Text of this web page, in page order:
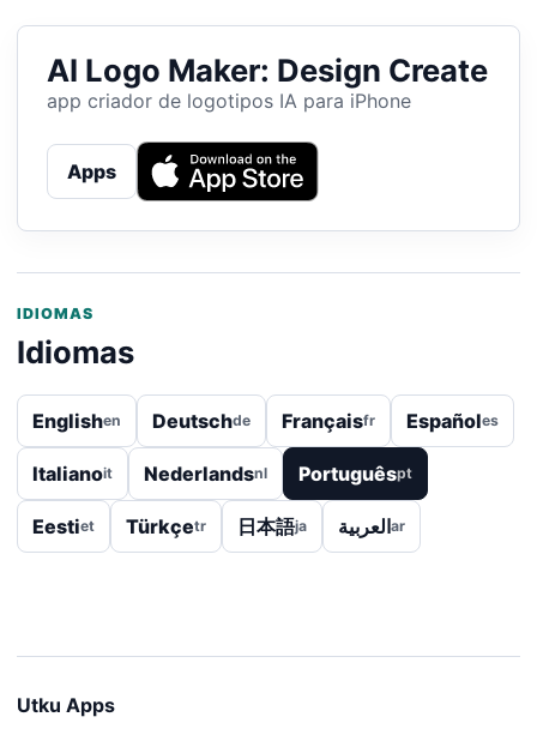
AI Logo Maker: Design Create
app criador de logotipos IA para iPhone
Apps
IDIOMAS
Idiomas
Englishen Deutschde Françaisfr Españoles
Italianoit Nederlandsnl Portuguêspt
Eestiet Türkçetr 日本語ja العربيةar
Utku Apps